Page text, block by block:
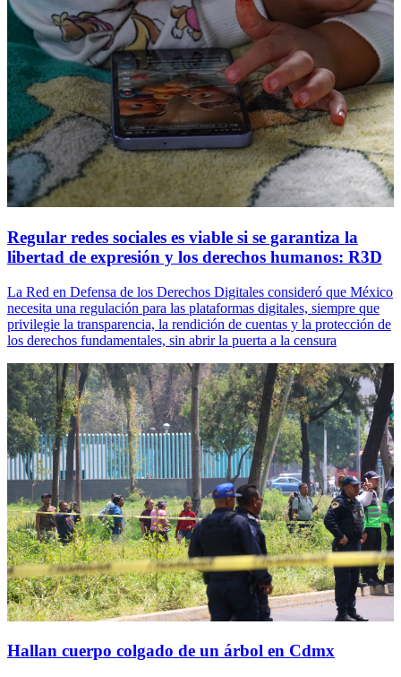
Regular redes sociales es viable si se garantiza la
libertad de expresión y los derechos humanos: R3D
La Red en Defensa de los Derechos Digitales consideró que México
necesita una regulación para las plataformas digitales, siempre que
privilegie la transparencia, la rendición de cuentas y la protección de
los derechos fundamentales, sin abrir la puerta a la censura
Hallan cuerpo colgado de un árbol en Cdmx